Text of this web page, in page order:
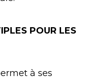
POUR LES
à ses